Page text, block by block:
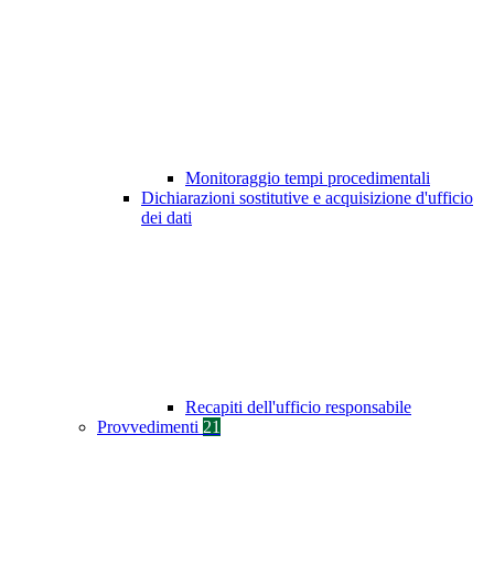
Monitoraggio tempi procedimentali
Dichiarazioni sostitutive e acquisizione d'ufficio
dei dati
Recapiti dell'ufficio responsabile
Provvedimenti 21